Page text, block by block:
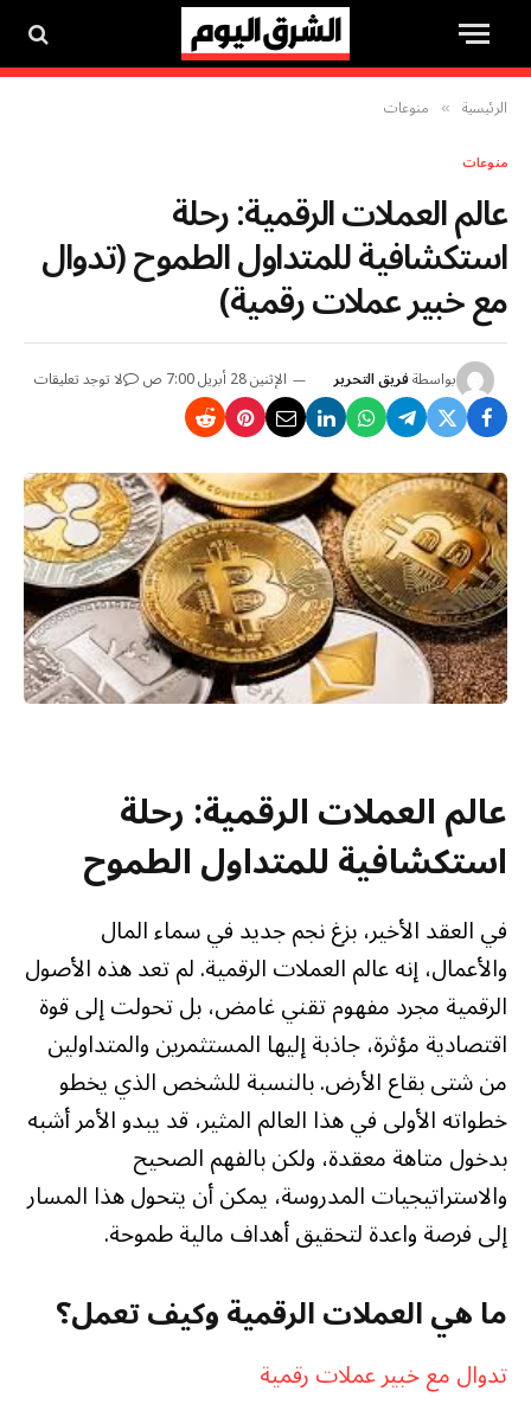
الرئيسية » منوعات
منوعات
عالم العملات الرقمية: رحلة
استكشافية للمتداول الطموح (تدوال
مع خبير عملات رقمية)
بواسطةفريق التحرير الإثنين 28 أبريل 7:00 ص لا توجد تعليقات
عالم العملات الرقمية: رحلة
استكشافية للمتداول الطموح
في العقد الأخير، بزغ نجم جديد في سماء المال
والأعمال، إنه عالم العملات الرقمية. لم تعد هذه الأصول
الرقمية مجرد مفهوم تقني غامض، بل تحولت إلى قوة
اقتصادية مؤثرة، جاذبة إليها المستثمرين والمتداولين
من شتى بقاع الأرض. بالنسبة للشخص الذي يخطو
خطواته الأولى في هذا العالم المثير، قد يبدو الأمر أشبه
بدخول متاهة معقدة، ولكن بالفهم الصحيح
والاستراتيجيات المدروسة، يمكن أن يتحول هذا المسار
إلى فرصة واعدة لتحقيق أهداف مالية طموحة.
ما هي العملات الرقمية وكيف تعمل؟
تدوال مع خبير عملات رقمية